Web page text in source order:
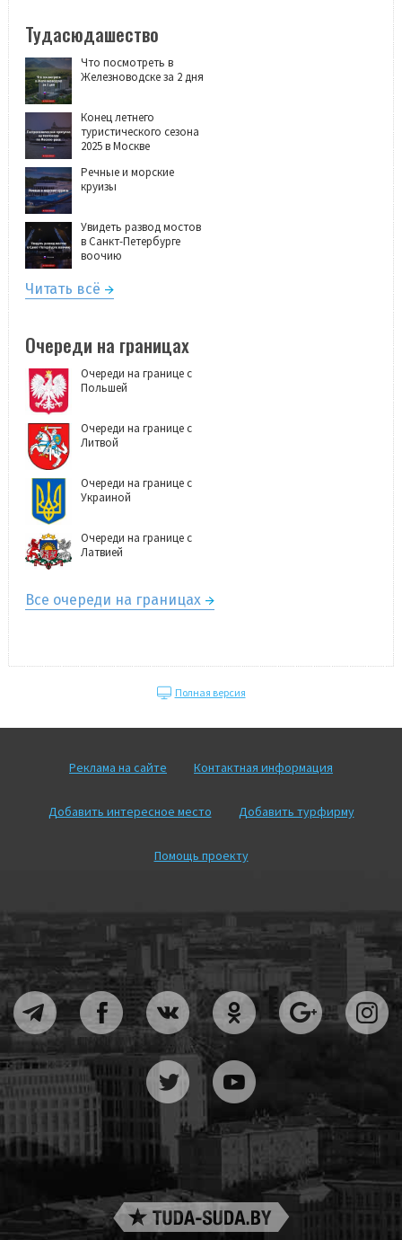
Тудасюдашество
Что посмотреть в
Железноводске за 2 дня
Конец летнего
туристического сезона
2025 в Москве
Речные и морские
круизы
Увидеть развод мостов
в Санкт-Петербурге
воочию
Читать всё
Очереди на границах
Очереди на границе с
Польшей
Очереди на границе с
Литвой
Очереди на границе с
Украиной
Очереди на границе с
Латвией
Все очереди на границах
Полная версия
Реклама на сайте Контактная информация
Добавить интересное место Добавить турфирму
Помощь проекту